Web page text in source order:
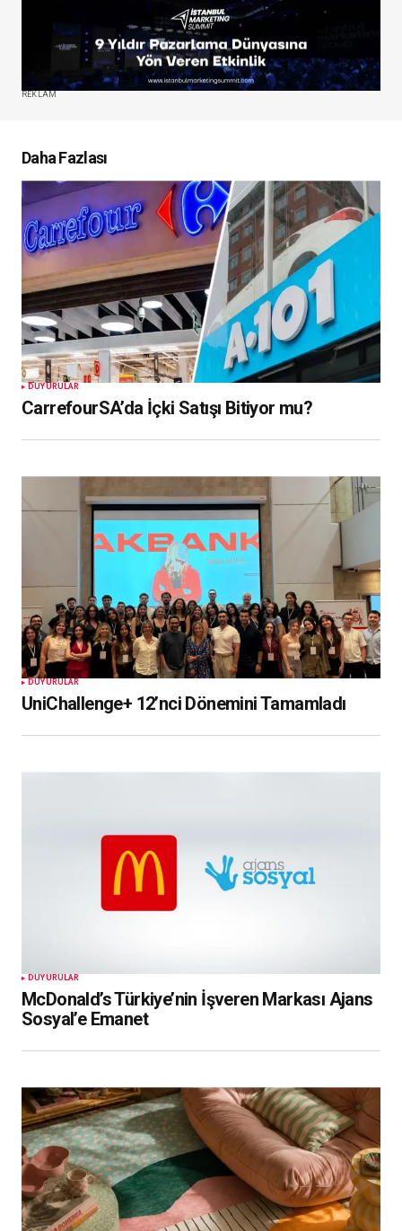
REKLAM
Daha Fazlası
DUYURULAR
CarrefourSA’da İçki Satışı Bitiyor mu?
DUYURULAR
UniChallenge+ 12’nci Dönemini Tamamladı
DUYURULAR
McDonald’s Türkiye’nin İşveren Markası Ajans
Sosyal’e Emanet